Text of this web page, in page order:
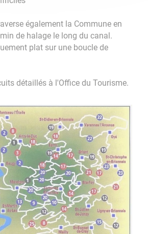
également la Commune en
de halage le long du canal.
plat sur une boucle de
détaillés à l'Office du Tourisme.